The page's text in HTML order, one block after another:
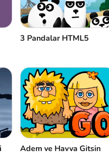
3 Pandalar HTML5
Adem ve Havva Gitsin